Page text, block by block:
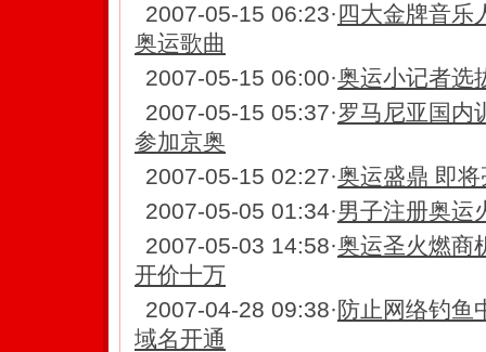
2007-05-15 06:23·四大金牌音乐
奥运歌曲
2007-05-15 06:00·奥运小记者选
2007-05-15 05:37·罗马尼亚国内
参加京奥
2007-05-15 02:27·奥运盛鼎 即
2007-05-05 01:34·男子注册奥运
2007-05-03 14:58·奥运圣火燃商
开价十万
2007-04-28 09:38·防止网络钓鱼
域名开通